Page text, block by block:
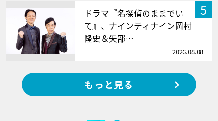
5
ドラマ『名探偵のままでい
て』、ナインティナイン岡村
隆史＆矢部…
2026.08.08
もっと見る